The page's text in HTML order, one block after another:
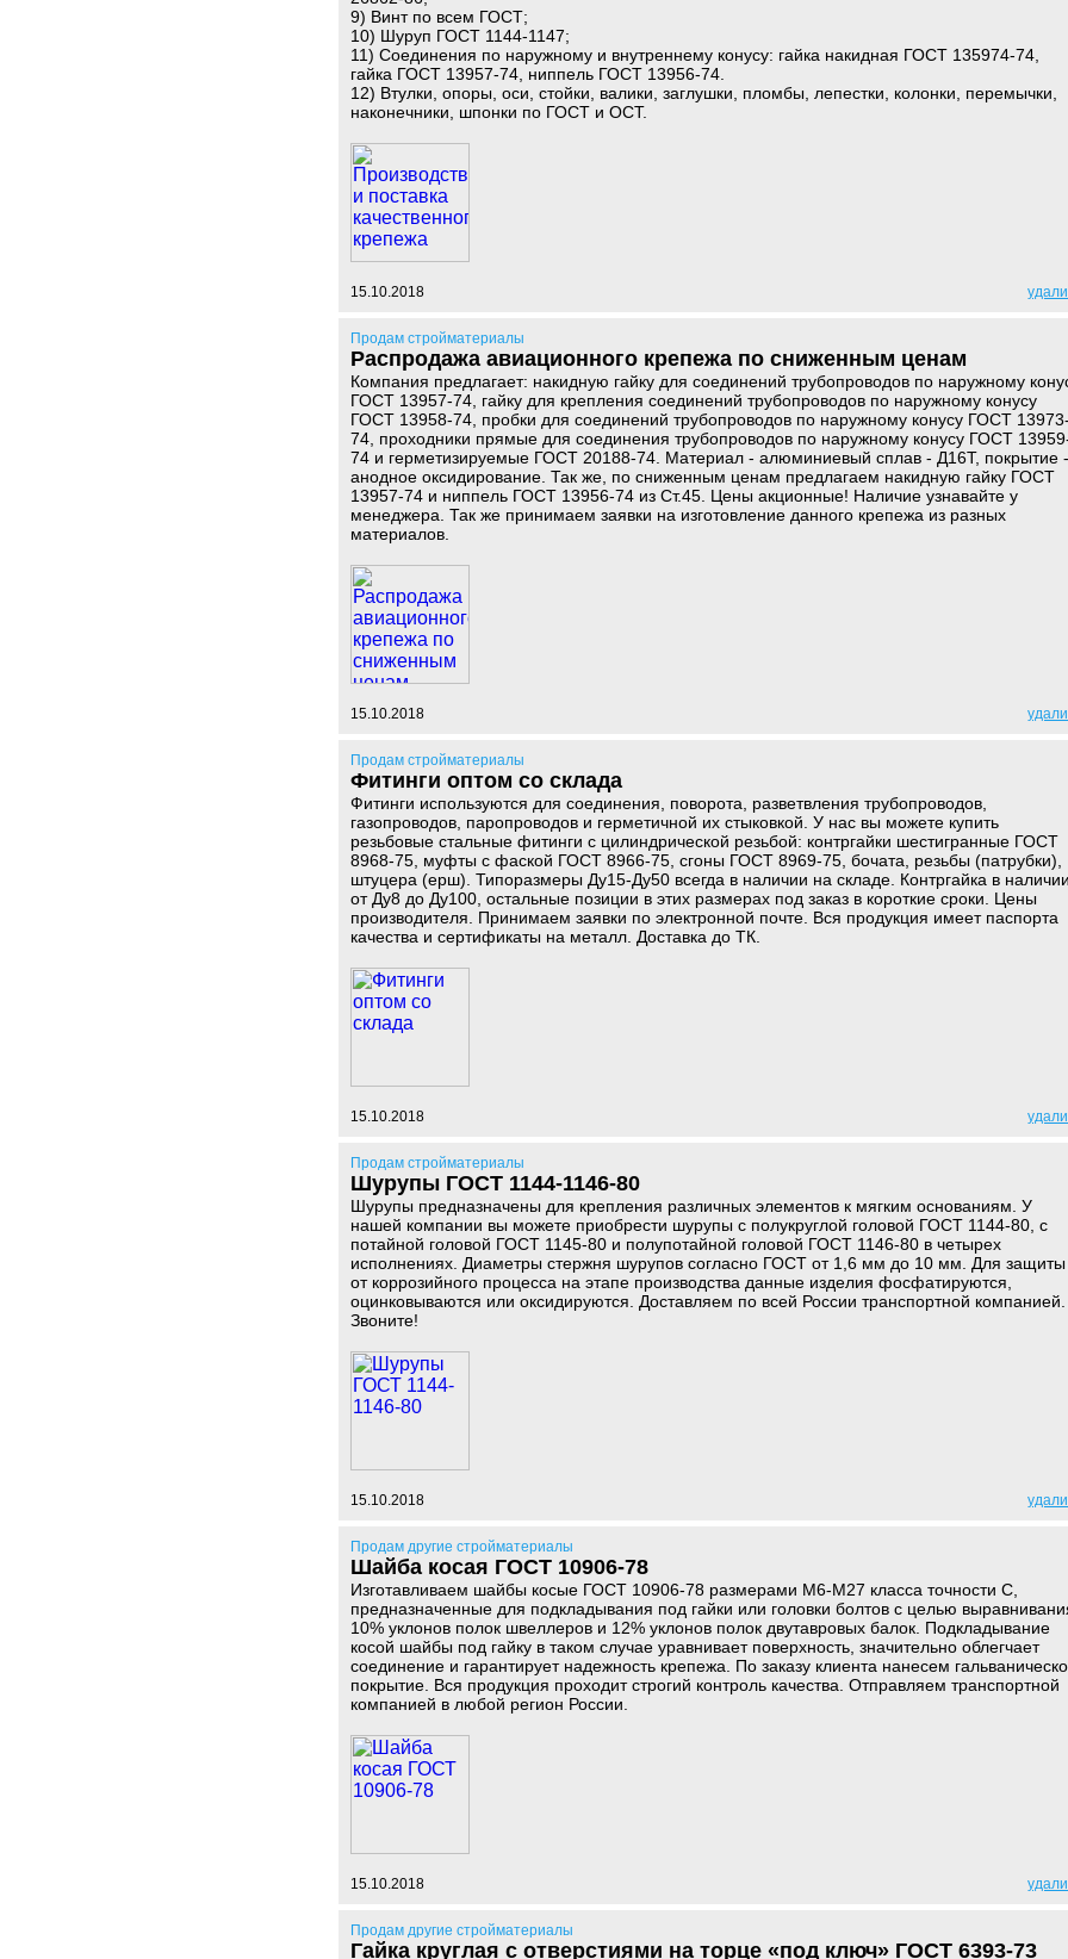
9) Винт по всем ГОСТ;
10) Шуруп ГОСТ 1144-1147;
11) Соединения по наружному и внутреннему конусу: гайка накидная ГОСТ 135974-74,
гайка ГОСТ 13957-74, ниппель ГОСТ 13956-74.
12) Втулки, опоры, оси, стойки, валики, заглушки, пломбы, лепестки, колонки, перемычки,
наконечники, шпонки по ГОСТ и ОСТ.
15.10.2018
Продам стройматериалы
Распродажа авиационного крепежа по сниженным ценам
Компания предлагает: накидную гайку для соединений трубопроводов по наружному
ГОСТ 13957-74, гайку для крепления соединений трубопроводов по наружному конусу
ГОСТ 13958-74, пробки для соединений трубопроводов по наружному конусу ГОСТ 13973-
74, проходники прямые для соединения трубопроводов по наружному конусу ГОСТ
74 и герметизируемые ГОСТ 20188-74. Материал - алюминиевый сплав - Д16Т, покрытие -
анодное оксидирование. Так же, по сниженным ценам предлагаем накидную гайку ГОСТ
13957-74 и ниппель ГОСТ 13956-74 из Ст.45. Цены акционные! Наличие узнавайте у
менеджера. Так же принимаем заявки на изготовление данного крепежа из разных
материалов.
15.10.2018
Продам стройматериалы
Фитинги оптом со склада
Фитинги используются для соединения, поворота, разветвления трубопроводов,
газопроводов, паропроводов и герметичной их стыковкой. У нас вы можете купить
резьбовые стальные фитинги с цилиндрической резьбой: контргайки шестигранные ГОСТ
8968-75, муфты с фаской ГОСТ 8966-75, сгоны ГОСТ 8969-75, бочата, резьбы (патрубки),
штуцера (ерш). Типоразмеры Ду15-Ду50 всегда в наличии на складе. Контргайка в наличии
от Ду8 до Ду100, остальные позиции в этих размерах под заказ в короткие сроки. Цены
производителя. Принимаем заявки по электронной почте. Вся продукция имеет паспорта
качества и сертификаты на металл. Доставка до ТК.
15.10.2018
Продам стройматериалы
Шурупы ГОСТ 1144-1146-80
Шурупы предназначены для крепления различных элементов к мягким основаниям. У
нашей компании вы можете приобрести шурупы с полукруглой головой ГОСТ 1144-80, с
потайной головой ГОСТ 1145-80 и полупотайной головой ГОСТ 1146-80 в четырех
исполнениях. Диаметры стержня шурупов согласно ГОСТ от 1,6 мм до 10 мм. Для защиты
от коррозийного процесса на этапе производства данные изделия фосфатируются,
оцинковываются или оксидируются. Доставляем по всей России транспортной компанией.
Звоните!
15.10.2018
Продам другие стройматериалы
Шайба косая ГОСТ 10906-78
Изготавливаем шайбы косые ГОСТ 10906-78 размерами М6-М27 класса точности С,
предназначенные для подкладывания под гайки или головки болтов с целью
10% уклонов полок швеллеров и 12% уклонов полок двутавровых балок. Подкладывание
косой шайбы под гайку в таком случае уравнивает поверхность, значительно облегчает
соединение и гарантирует надежность крепежа. По заказу клиента нанесем
покрытие. Вся продукция проходит строгий контроль качества. Отправляем транспортной
компанией в любой регион России.
15.10.2018
Продам другие стройматериалы
Гайка круглая с отверстиями на торце «под ключ» ГОСТ 6393-73